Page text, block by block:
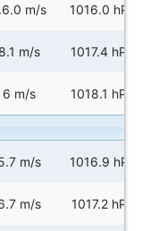
m/s 1016.0 hPa
8.1 m/s 1017.4 hPa
6 m/s 1018.1 hPa
m/s 1016.9 hPa
m/s 1017.2 hPa